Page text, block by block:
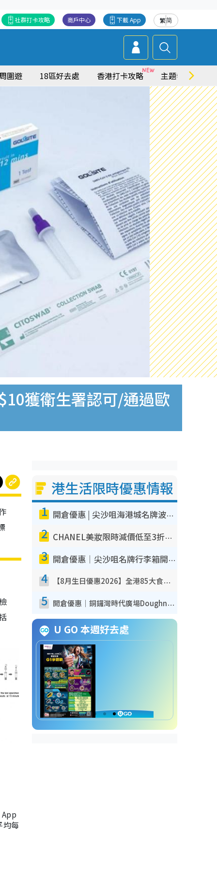
繁简
下載 App
商戶中心
社群打卡攻略
圍遊 18區好去處 香港打卡攻略 主題特集
獲衛生署認可/通過歐
均每
港生活限時優惠情報
1 開倉優惠 | 尖沙咀海港城名牌波鞋開倉低至1折！On鞋$899起／Joy&Peace鞋履$98起
2 CHANEL美妝限時減價低至3折！人氣粉底/唇膏/精華液低至$275！COCO香水都有平
3 開倉優惠｜尖沙咀名牌行李箱開倉低至4折！一連5日 American Tourister/ace./Hallmark $200起！
4 【8月生日優惠2026】全港85大食買玩著數攻略 自助餐/火鍋放題同行免費＋誠品/DONKI送現金券
5 開倉優惠｜銅鑼灣時代廣場Doughnut/Campo Marzio開倉低至1折！背囊、書包、手袋劈價$200起
U GO 本週好去處